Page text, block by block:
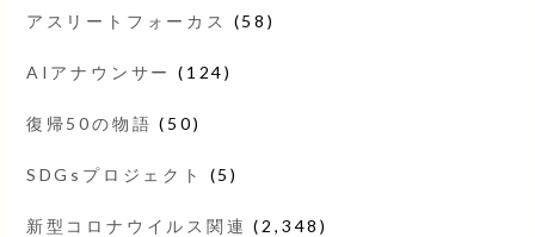
アスリートフォーカス (58)
AIアナウンサー (124)
復帰50の物語 (50)
SDGsプロジェクト (5)
新型コロナウイルス関連 (2,348)